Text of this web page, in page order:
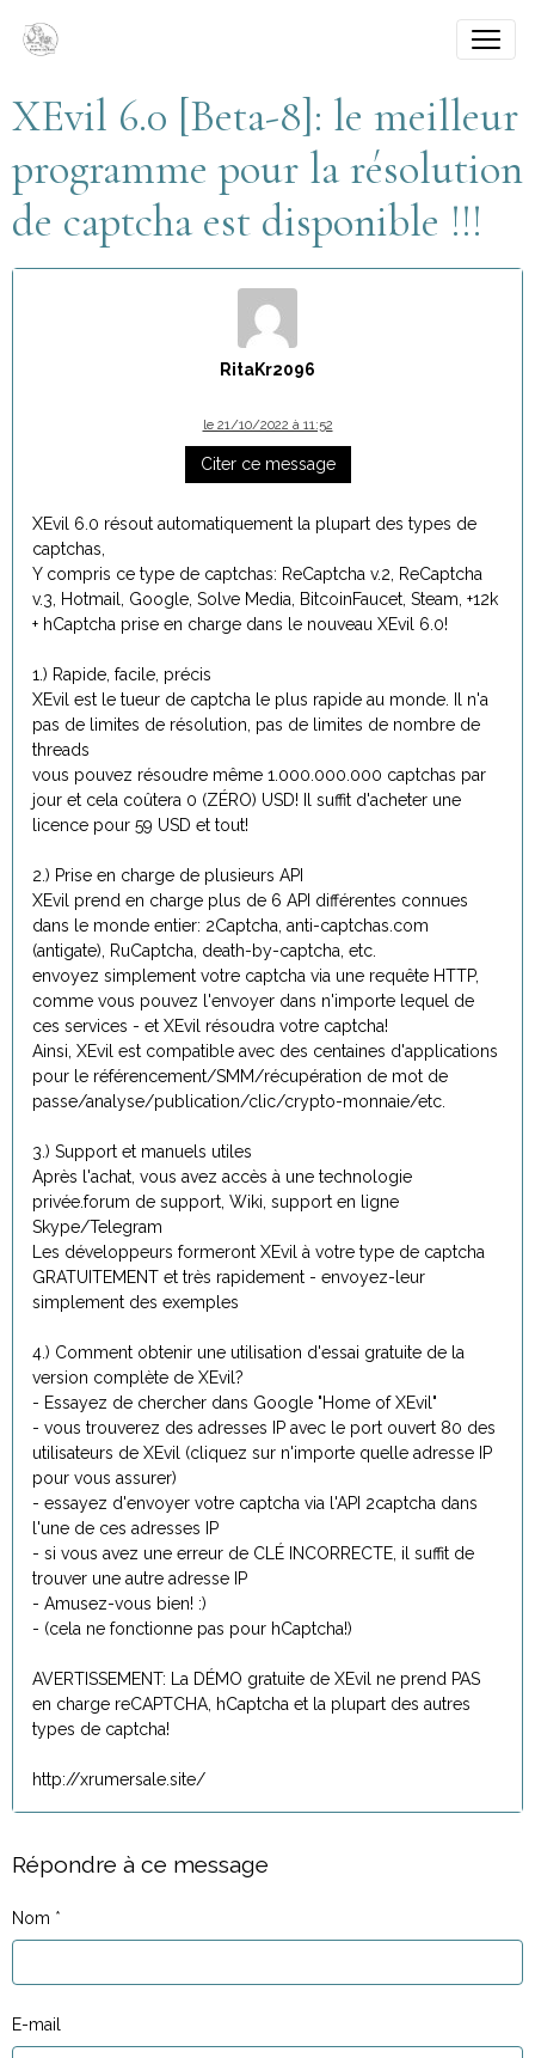
XEvil 6.0 [Beta-8]: le meilleur
programme pour la résolution
de captcha est disponible !!!
RitaKr2096
le 21/10/2022 à 11:52
Citer ce message
XEvil 6.0 résout automatiquement la plupart des types de
captchas,
Y compris ce type de captchas: ReCaptcha v.2, ReCaptcha
v.3, Hotmail, Google, Solve Media, BitcoinFaucet, Steam, +12k
+ hCaptcha prise en charge dans le nouveau XEvil 6.0!
1.) Rapide, facile, précis
XEvil est le tueur de captcha le plus rapide au monde. Il n'a
pas de limites de résolution, pas de limites de nombre de
threads
vous pouvez résoudre même 1.000.000.000 captchas par
jour et cela coûtera 0 (ZÉRO) USD! Il suffit d'acheter une
licence pour 59 USD et tout!
2.) Prise en charge de plusieurs API
XEvil prend en charge plus de 6 API différentes connues
dans le monde entier: 2Captcha, anti-captchas.com
(antigate), RuCaptcha, death-by-captcha, etc.
envoyez simplement votre captcha via une requête HTTP,
comme vous pouvez l'envoyer dans n'importe lequel de
ces services - et XEvil résoudra votre captcha!
Ainsi, XEvil est compatible avec des centaines d'applications
pour le référencement/SMM/récupération de mot de
passe/analyse/publication/clic/crypto-monnaie/etc.
3.) Support et manuels utiles
Après l'achat, vous avez accès à une technologie
privée.forum de support, Wiki, support en ligne
Skype/Telegram
Les développeurs formeront XEvil à votre type de captcha
GRATUITEMENT et très rapidement - envoyez-leur
simplement des exemples
4.) Comment obtenir une utilisation d'essai gratuite de la
version complète de XEvil?
- Essayez de chercher dans Google "Home of XEvil"
- vous trouverez des adresses IP avec le port ouvert 80 des
utilisateurs de XEvil (cliquez sur n'importe quelle adresse IP
pour vous assurer)
- essayez d'envoyer votre captcha via l'API 2captcha dans
l'une de ces adresses IP
- si vous avez une erreur de CLÉ INCORRECTE, il suffit de
trouver une autre adresse IP
- Amusez-vous bien! :)
- (cela ne fonctionne pas pour hCaptcha!)
AVERTISSEMENT: La DÉMO gratuite de XEvil ne prend PAS
en charge reCAPTCHA, hCaptcha et la plupart des autres
types de captcha!
http://xrumersale.site/
Répondre à ce message
Nom
E-mail